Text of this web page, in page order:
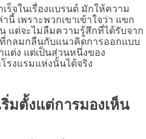
ร็จในเรื่องแบรนด์ มักให้ความ
นี้ เพราะพวกเขาเข้าใจว่า แขก
แต่จะไม่ลืมความรู้สึกที่ได้รับจาก
กลมกลืนกับแนวคิดการออกแบบ
แต่ง แต่เป็นส่วนหนึ่งของ
รงแรมแห่งนั้นได้จริง
มตั้งแต่การมองเห็น